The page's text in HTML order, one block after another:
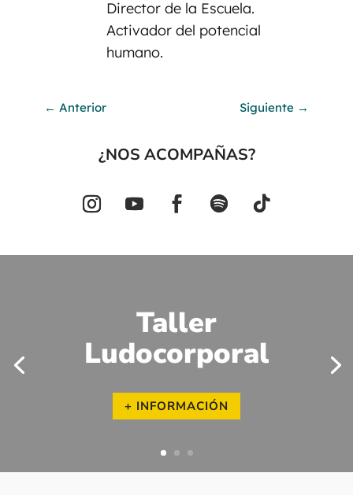
Director de la Escuela.
Activador del potencial
humano.
← Anterior Siguiente →
¿NOS ACOMPAÑAS?
Taller
Ludocorporal
+ INFORMACIÓN